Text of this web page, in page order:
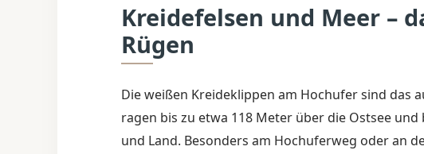
Kreidefelsen und Meer –
Rügen
Die weißen Kreideklippen am Hochufer sind das
ragen bis zu etwa 118 Meter über die Ostsee
und Land. Besonders am Hochuferweg oder an